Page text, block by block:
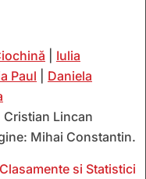
Iulia
Paul
Daniela
| Cristian Lincan
Mihai Constantin.